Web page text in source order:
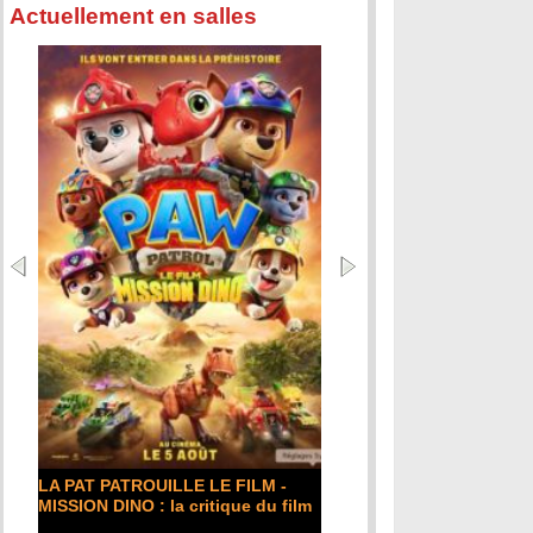
Actuellement en salles
LA PAT PATROUILLE LE FILM -
MISSION DINO : la critique du film